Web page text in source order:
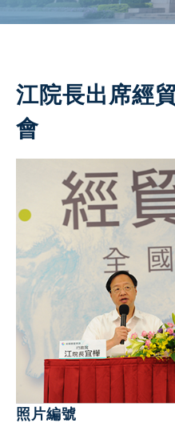
江院長出席經
會
照片編號